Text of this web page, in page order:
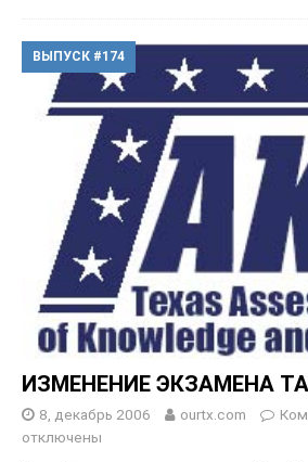
ВЫПУСК #174
ИЗМЕНЕНИЕ ЭКЗАМЕНА
8, декабрь 2006 ourtx.com
отключены